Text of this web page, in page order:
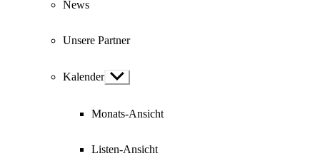
News
Unsere Partner
Kalender Show
sub
Monats-Ansicht
Listen-Ansicht